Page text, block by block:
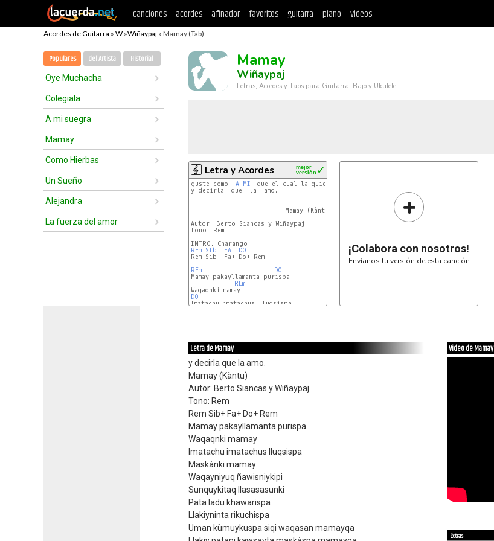
canciones acordes afinador favoritos guitarra piano videos
Acordes de Guitarra » W »Wiñaypaj » Mamay (Tab)
Populares del Artista Historial
Oye Muchacha
Colegiala
A mi suegra
Mamay
Como Hierbas
Un Sueño
Alejandra
La fuerza del amor
Mamay
Wiñaypaj
Letras, Acordes y Tabs para Guitarra, Bajo y Ukulele
Letra y Acordes ✓
mejor
versión
guste como A MI . que el cual la quiero dedicar a mi mamita,
y decirla  que  la  amo.
                          Mamay (Kàntu)
Autor: Berto Siancas y Wiñaypaj
Tono: Rem
REm SIb FA
DO
Rem Sib+ Fa+ Do+ Rem
REm
DO
Mamay pakayllamanta purispa
REm
DO
+
¡Colabora con nosotros!
Envíanos tu versión de esta canción
Letra de Mamay
y decirla que la amo.
Mamay (Kàntu)
Autor: Berto Siancas y Wiñaypaj
Tono: Rem
Rem Sib+ Fa+ Do+ Rem
Mamay pakayllamanta purispa
Waqaqnki mamay
Imatachu imatachus lluqsispa
Maskànki mamay
Waqayniyuq ñawisniykipi
Sunquykitaq llasasasunki
Pata ladu khawarispa
Llakiyninta rikuchispa
Uman kùmuykuspa siqi waqasan mamayqa
Video de Mamay
Extras